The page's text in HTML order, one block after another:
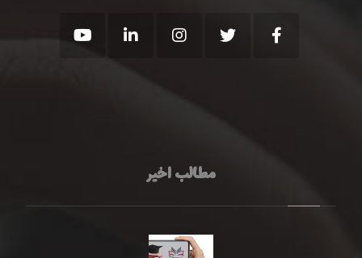
مطالب اخیر